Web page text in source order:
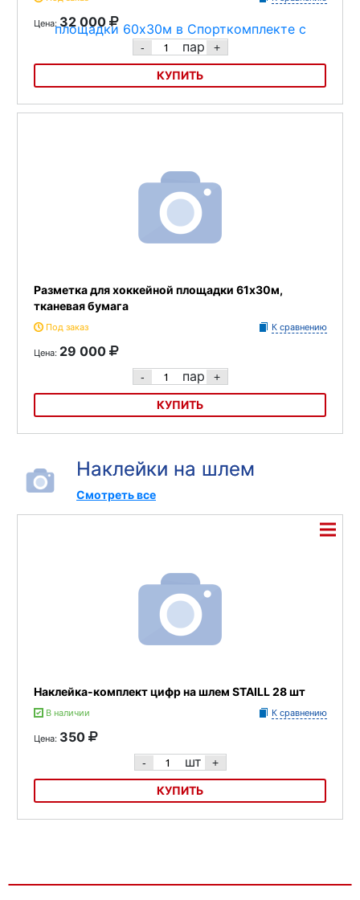
Цена: 32 000
- пар +
КУПИТЬ
Разметка для хоккейной площадки 60х30м
Разметка для хоккейной площадки 61х30м,
тканевая бумага
Под заказ К сравнению
Цена: 29 000
- пар +
КУПИТЬ
Наклейки на шлем
Смотреть все
Наклейка-комплект цифр на шлем STAILL 28 шт
В наличии К сравнению
Цена: 350
- шт +
КУПИТЬ